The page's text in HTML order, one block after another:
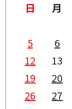
日 月
5
6
12
13
19
20
26
27